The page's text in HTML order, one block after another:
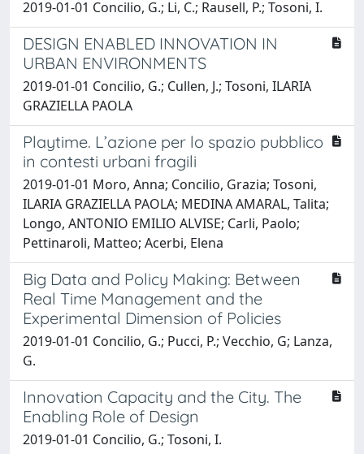
2019-01-01 Concilio, G.; Li, C.; Rausell, P.; Tosoni, I.
DESIGN ENABLED INNOVATION IN
URBAN ENVIRONMENTS
2019-01-01 Concilio, G.; Cullen, J.; Tosoni, ILARIA
GRAZIELLA PAOLA
Playtime. L’azione per lo spazio pubblico
in contesti urbani fragili
2019-01-01 Moro, Anna; Concilio, Grazia; Tosoni,
ILARIA GRAZIELLA PAOLA; MEDINA AMARAL, Talita;
Longo, ANTONIO EMILIO ALVISE; Carli, Paolo;
Pettinaroli, Matteo; Acerbi, Elena
Big Data and Policy Making: Between
Real Time Management and the
Experimental Dimension of Policies
2019-01-01 Concilio, G.; Pucci, P.; Vecchio, G; Lanza,
G.
Innovation Capacity and the City. The
Enabling Role of Design
2019-01-01 Concilio, G.; Tosoni, I.